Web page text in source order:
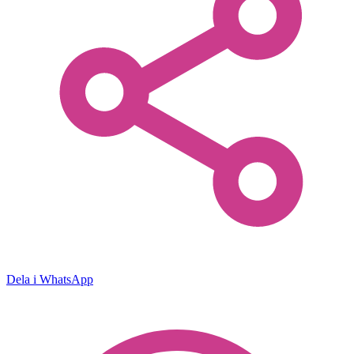
Dela i WhatsApp